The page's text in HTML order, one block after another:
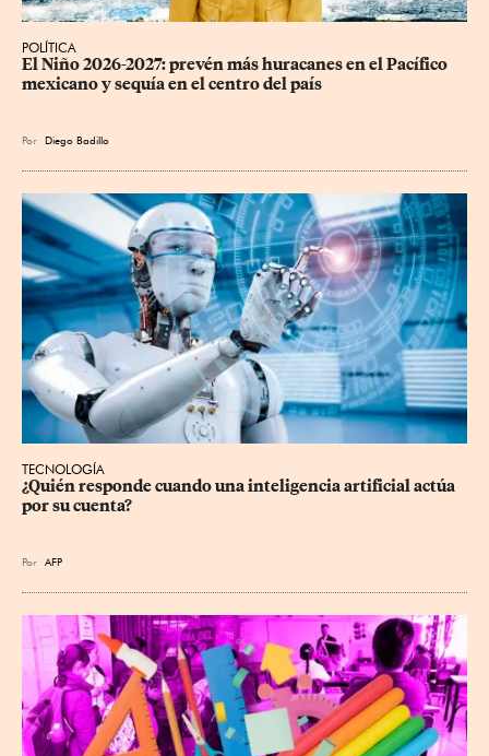
POLÍTICA
El Niño 2026-2027: prevén más huracanes en el Pacífico
mexicano y sequía en el centro del país
Por Diego Badillo
TECNOLOGÍA
¿Quién responde cuando una inteligencia artificial actúa
por su cuenta?
Por AFP